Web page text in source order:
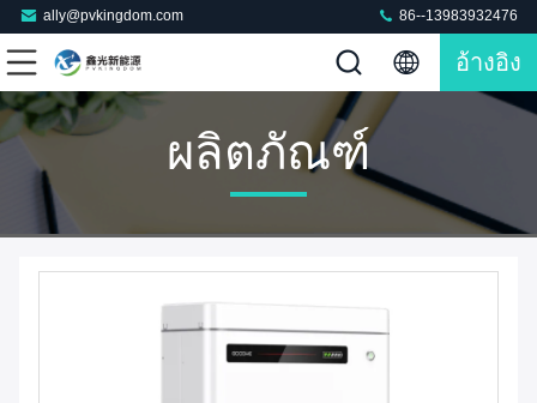
ally@pvkingdom.com 86--13983932476
อ้างอิง
ผลิตภัณฑ์